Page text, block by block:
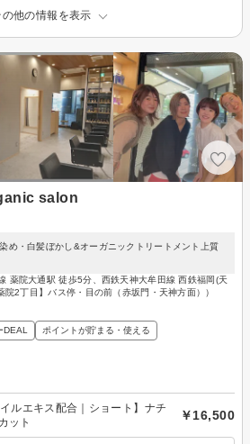
の他の情報を表示
salon
め・白髪ぼかし&オーガニックトリートメント上質
薬院大通駅 徒歩5分、西鉄天神大牟田線 西鉄福岡(天
2丁目】バス停・目の前（赤坂門・天神方面））
DEAL
ポイントが貯まる・使える
ルエキス配合｜ショート】ナチ
ット
￥16,500